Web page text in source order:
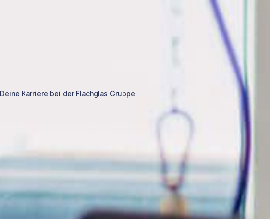
Deine Karriere bei der Flachglas Gruppe